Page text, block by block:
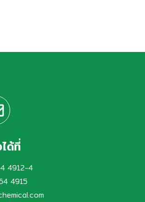
รงงานผลิตยาสัตว์
ด้ที่
4912-4
4915